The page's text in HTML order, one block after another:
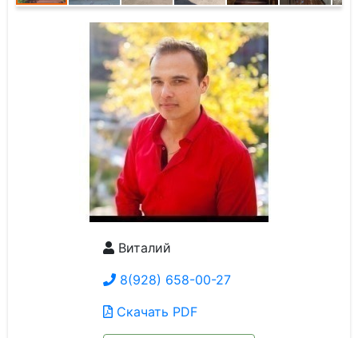
Виталий
8(928) 658-00-27
Скачать PDF